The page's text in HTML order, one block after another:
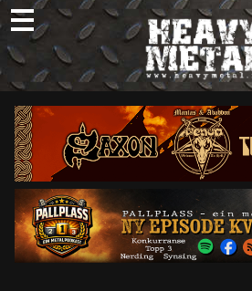
Skip
to
content
Nyheter
Omtaler
Intervjuer
Om oss
Abonner
Søk